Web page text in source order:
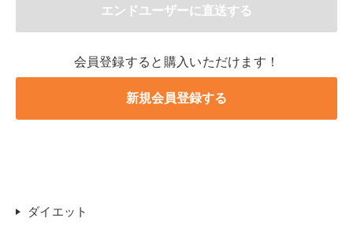
会員登録すると購入いただけます！
ダイエット